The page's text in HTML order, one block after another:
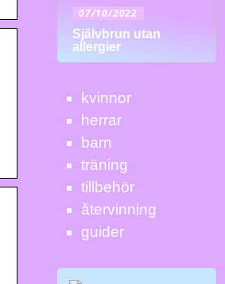
07/10/2022
Självbrun utan
allergier
kvinnor
herrar
barn
träning
tillbehör
återvinning
guider